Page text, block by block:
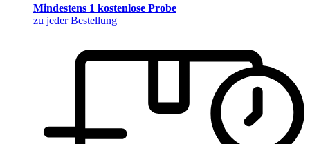
Mindestens 1 kostenlose Probe
zu jeder Bestellung